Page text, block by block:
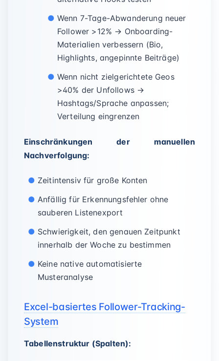
Wenn 7-Tage-Abwanderung neuer
Follower >12% → Onboarding-
Materialien verbessern (Bio,
Highlights, angepinnte Beiträge)
Wenn nicht zielgerichtete Geos
>40% der Unfollows →
Hashtags/Sprache anpassen;
Verteilung eingrenzen
Einschränkungen der manuellen
Nachverfolgung:
Zeitintensiv für große Konten
Anfällig für Erkennungsfehler ohne
sauberen Listenexport
Schwierigkeit, den genauen Zeitpunkt
innerhalb der Woche zu bestimmen
Keine native automatisierte
Musteranalyse
Excel-basiertes Follower-Tracking-
System
Tabellenstruktur (Spalten):